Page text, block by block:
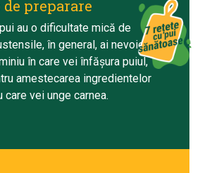
preparare
au o dificultate mică de
în general, ai nevoie
în care vei înfăşura puiul,
amestecarea ingredientelor
care vei unge carnea.